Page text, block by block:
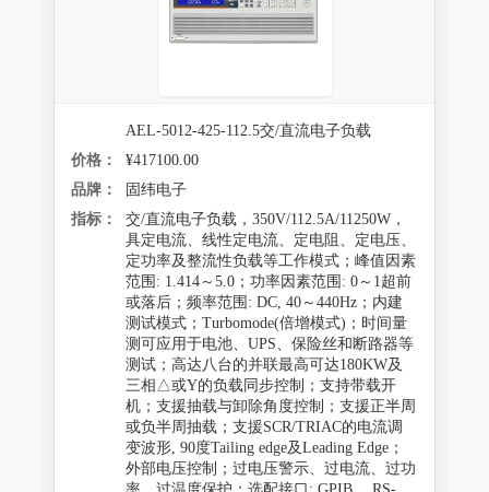
AEL-5012-425-112.5交/直流电子负载
价格：
¥417100.00
品牌：
固纬电子
指标：
交/直流电子负载，350V/112.5A/11250W，
具定电流、线性定电流、定电阻、定电压、
定功率及整流性负载等工作模式；峰值因素
范围: 1.414～5.0；功率因素范围: 0～1超前
或落后；频率范围: DC, 40～440Hz；内建
测试模式；Turbomode(倍增模式)；时间量
测可应用于电池、UPS、保险丝和断路器等
测试；高达八台的并联最高可达180KW及
三相△或Y的负载同步控制；支持带载开
机；支援抽载与卸除角度控制；支援正半周
或负半周抽载；支援SCR/TRIAC的电流调
变波形, 90度Tailing edge及Leading Edge；
外部电压控制；过电压警示、过电流、过功